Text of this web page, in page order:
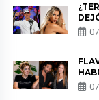
DE
DE